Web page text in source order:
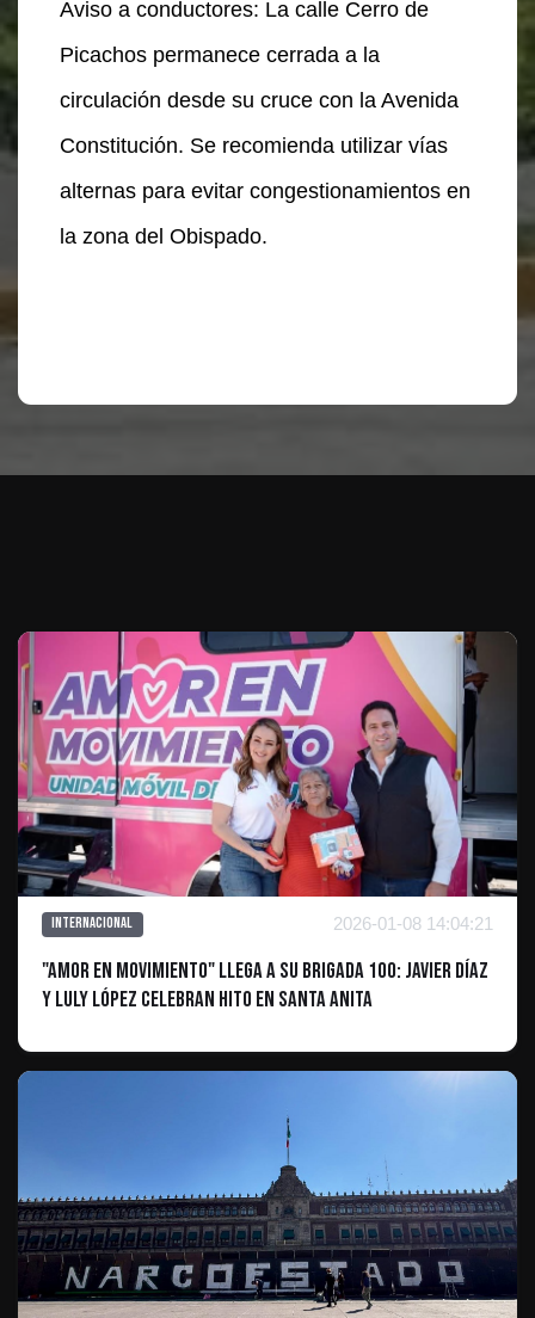
Aviso a conductores: La calle Cerro de
Picachos permanece cerrada a la
circulación desde su cruce con la Avenida
Constitución. Se recomienda utilizar vías
alternas para evitar congestionamientos en
la zona del Obispado.
Internacional 2026-01-08 14:04:21
"Amor en Movimiento" llega a su brigada 100: Javier Díaz
y Luly López celebran hito en Santa Anita